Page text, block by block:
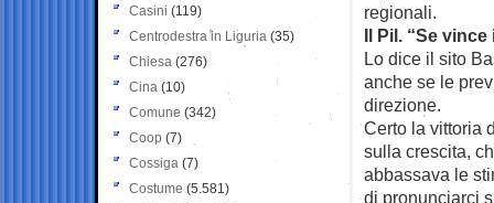
regionali.
Il Pil. “Se
Lo dice il sito
anche se le
direzione.
Certo la vittoria
sulla crescita,
abbassava le
di pronunciarci
Casini (119)
Centrodestra in Liguria (35)
Chiesa (276)
Cina (10)
Comune (342)
Coop (7)
Cossiga (7)
Costume (5.581)